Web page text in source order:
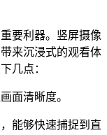
要利器。竖屏摄像
来沉浸式的观看体
几点：
面清晰度。
能够快速捕捉到直